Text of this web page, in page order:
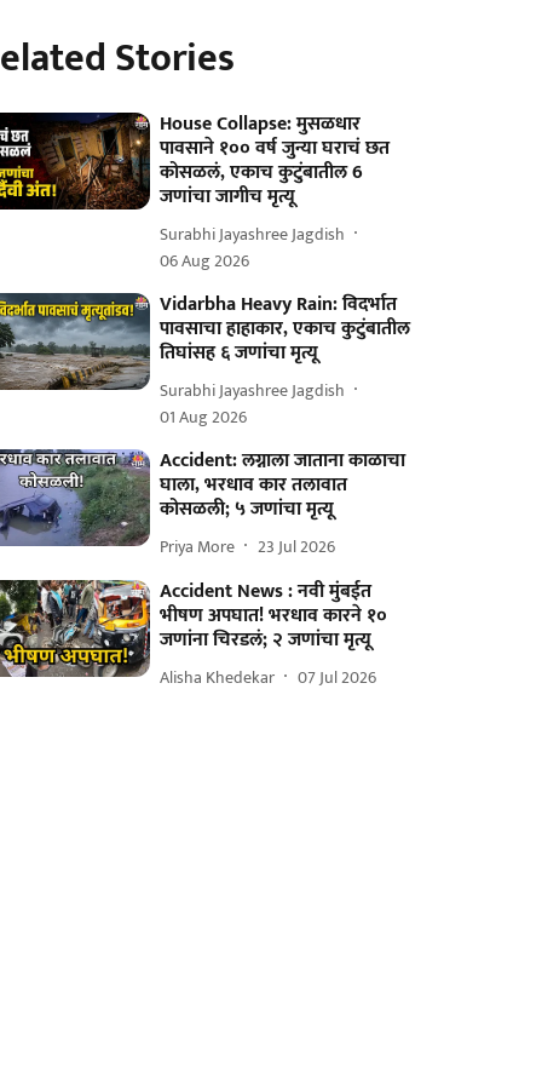
Stories
House Collapse: मुसळधार
पावसाने १०० वर्ष जुन्या घराचं छत
कोसळलं, एकाच कुटुंबातील 6
जणांचा जागीच मृत्यू
Surabhi Jayashree Jagdish
06 Aug 2026
Vidarbha Heavy Rain: विदर्भात
पावसाचा हाहाकार, एकाच कुटुंबातील
तिघांसह ६ जणांचा मृत्यू
Surabhi Jayashree Jagdish
01 Aug 2026
Accident: लग्नाला जाताना काळाचा
घाला, भरधाव कार तलावात
कोसळली; ५ जणांचा मृत्यू
Priya More 23 Jul 2026
Accident News : नवी मुंबईत
भीषण अपघात! भरधाव कारने १०
जणांना चिरडलं; २ जणांचा मृत्यू
Alisha Khedekar 07 Jul 2026